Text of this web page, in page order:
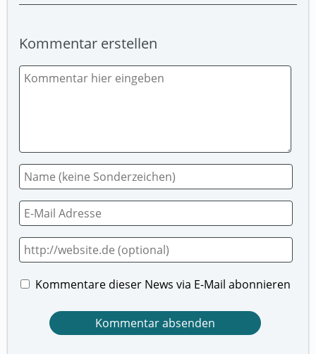
Kommentar erstellen
Kommentare dieser News via E-Mail abonnieren